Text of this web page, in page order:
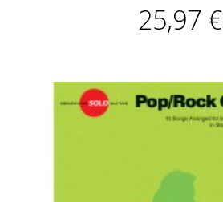
25,97 €